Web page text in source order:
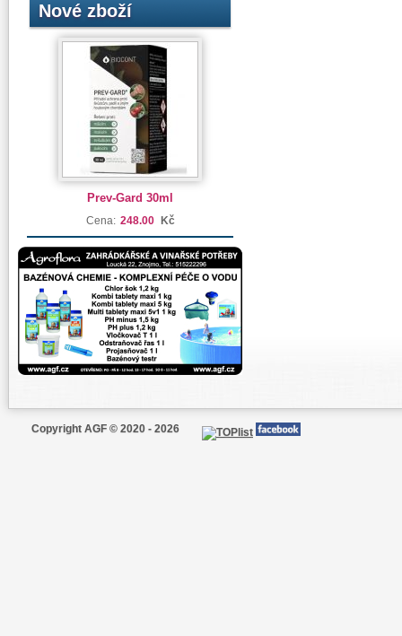
Nové zboží
Prev-Gard 30ml
Cena: 248.00 Kč
Copyright AGF © 2020 - 2026